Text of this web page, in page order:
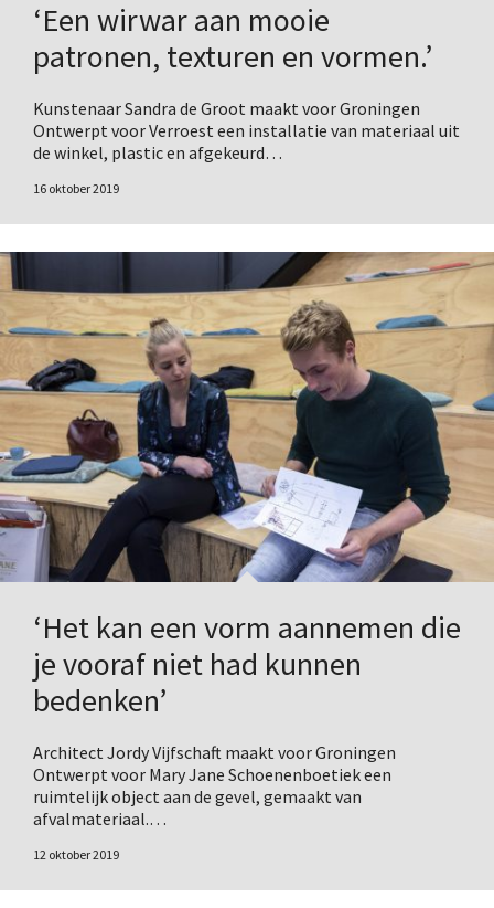
‘Een wirwar aan mooie
patronen, texturen en vormen.’
Kunstenaar Sandra de Groot maakt voor Groningen
Ontwerpt voor Verroest een installatie van materiaal uit
de winkel, plastic en afgekeurd…
16 oktober 2019
‘Het kan een vorm aannemen die
je vooraf niet had kunnen
bedenken’
Architect Jordy Vijfschaft maakt voor Groningen
Ontwerpt voor Mary Jane Schoenenboetiek een
ruimtelijk object aan de gevel, gemaakt van
afvalmateriaal.…
12 oktober 2019